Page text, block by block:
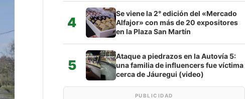
4
Se viene la 2° edición del «Mercado
Alfajor» con más de 20 expositores
en la Plaza San Martín
5
Ataque a piedrazos en la Autovía 5:
una familia de influencers fue víctima
cerca de Jáuregui (video)
PUBLICIDAD